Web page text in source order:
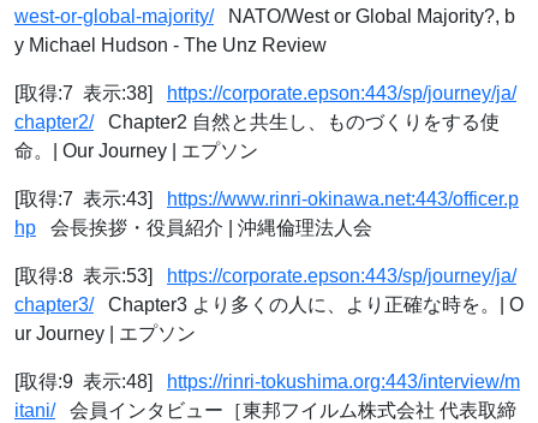
west-or-global-majority/NATO/West or Global Majority?, b
y Michael Hudson - The Unz Review
[取得:7 表示:38]
https://corporate.epson:443/sp/journey/ja/
chapter2/Chapter2 自然と共生し、ものづくりをする使
命。| Our Journey | エプソン
[取得:7 表示:43]
https://www.rinri-okinawa.net:443/officer.p
hp 会長挨拶・役員紹介 | 沖縄倫理法人会
[取得:8 表示:53]
https://corporate.epson:443/sp/journey/ja/
chapter3/Chapter3 より多くの人に、より正確な時を。| O
ur Journey | エプソン
[取得:9 表示:48]
https://rinri-tokushima.org:443/interview/m
itani/会員インタビュー［東邦フイルム株式会社 代表取締